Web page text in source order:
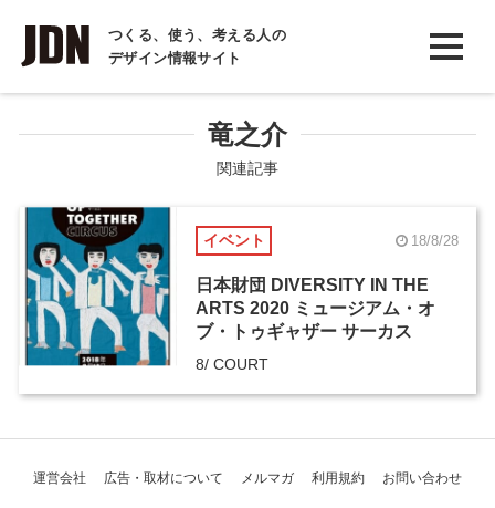
つくる、使う、考える人の
デザイン情報サイト
INTERVIEW
インタビュー
COLUMN
コラム
竜之介
関連記事
イベント 18/8/28
日本財団 DIVERSITY IN THE
ARTS 2020 ミュージアム・オ
ブ・トゥギャザー サーカス
8/ COURT
運営会社 広告・取材について メルマガ 利用規約 お問い合わせ